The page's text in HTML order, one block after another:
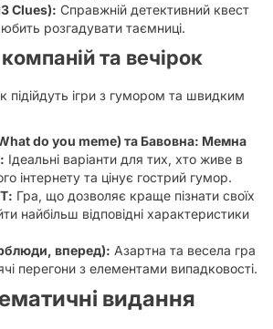
Clues): Справжній детективний квест
розгадувати таємниці.
та вечірок
підійдуть ігри з гумором та швидким
do you meme) та Бавовна: Мемна
Ідеальні варіанти для тих, хто живе в
інтернету та цінує гострий гумор.
Гра, що дозволяє краще пізнати своїх
найбільш відповідні характеристики
вперед): Азартна та весела гра
перегони з елементами випадковості.
видання